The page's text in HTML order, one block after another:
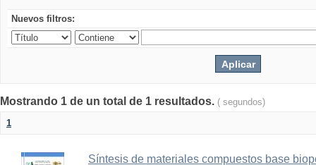
Nuevos filtros:
Mostrando 1 de un total de 1 resultados. ( segundos)
1
Síntesis de materiales compuestos base